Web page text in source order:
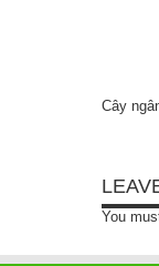
Cây
You